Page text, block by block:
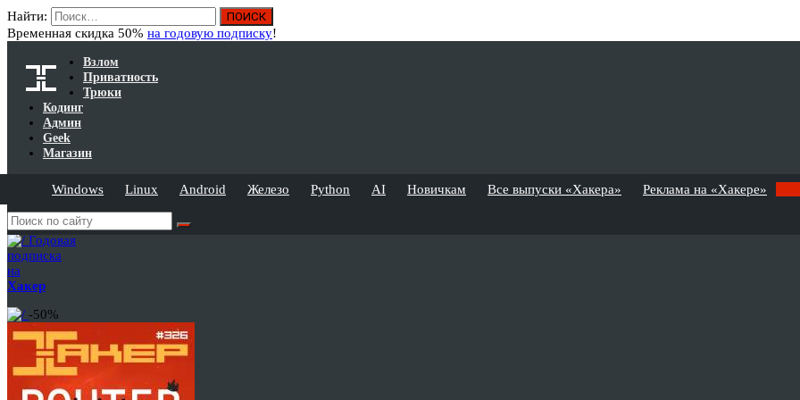
Найти:
Временная скидка 50% на годовую подписку!
Взлом
Приватность
Трюки
Кодинг
Админ
Geek
Магазин
Windows Linux Android Железо Python AI Новичкам Все выпуски «Хакера» Реклама на «Хакере»
Годовая
подписка
на
Хакер
-50%